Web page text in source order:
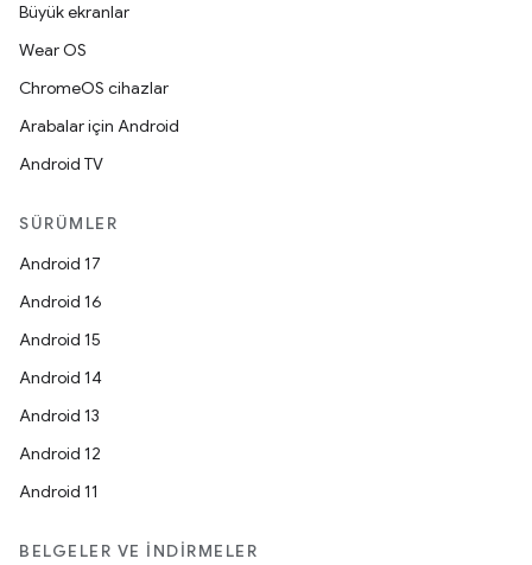
Büyük ekranlar
Wear OS
ChromeOS cihazlar
Arabalar için Android
Android TV
SÜRÜMLER
Android 17
Android 16
Android 15
Android 14
Android 13
Android 12
Android 11
BELGELER VE İNDIRMELER